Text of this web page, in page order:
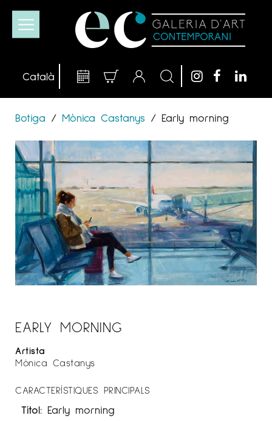
Botiga / Mònica Castanys / Early morning
EARLY MORNING
Artista
Mònica Castanys
CARACTERÍSTIQUES PRINCIPALS
Títol: Early morning